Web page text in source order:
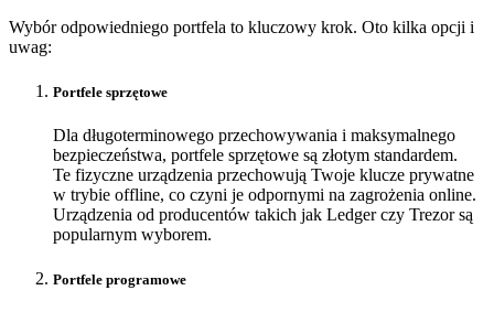
Wybór odpowiedniego portfela to kluczowy krok. Oto kilka opcji i
uwag:
Portfele sprzętowe
Dla długoterminowego przechowywania i maksymalnego
bezpieczeństwa, portfele sprzętowe są złotym standardem.
Te fizyczne urządzenia przechowują Twoje klucze prywatne
w trybie offline, co czyni je odpornymi na zagrożenia online.
Urządzenia od producentów takich jak Ledger czy Trezor są
popularnym wyborem.
Portfele programowe